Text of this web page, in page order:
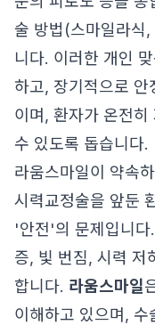
술 방법(스마일라식
니다. 이러한 개인
하고, 장기적으로 안
이며, 환자가 온전히
수 있도록 돕습니다.
라움스마일이 약속
시력교정술을 앞둔
'안전'의 문제입니다
증, 빛 번짐, 시력 저
합니다. 라움스마일
이해하고 있으며,